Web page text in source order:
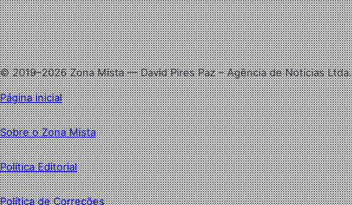
Linkedin
Instagram
© 2019–2026 Zona Mista — David Pires Paz – Agência de Notícias Ltda.
Página inicial
Sobre o Zona Mista
Política Editorial
Política de Correções